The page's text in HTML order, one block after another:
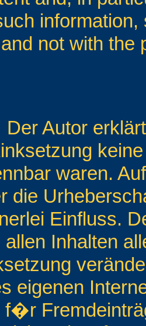
not with the
Der Autor
waren.
die
Einfluss.
allen Inhalten
eigenen
f�r